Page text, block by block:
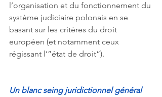
l’organisation et du fonctionnement du
système judiciaire polonais en se
basant sur les critères du droit
européen (et notamment ceux
régissant l’”état de droit”).
Un blanc seing juridictionnel général